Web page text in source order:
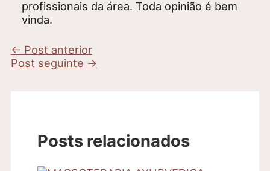
profissionais da área. Toda opinião é bem
vinda.
← Post anterior
Post seguinte →
Posts relacionados